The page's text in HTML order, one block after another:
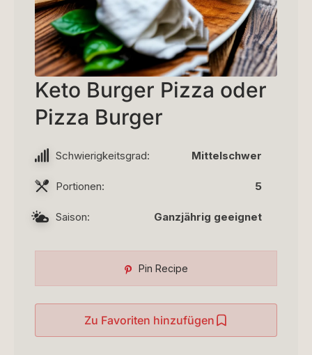
Keto Burger Pizza oder
Pizza Burger
Schwierigkeitsgrad: Mittelschwer
Portionen: 5
Saison: Ganzjährig geeignet
Pin Recipe
Zu Favoriten hinzufügen